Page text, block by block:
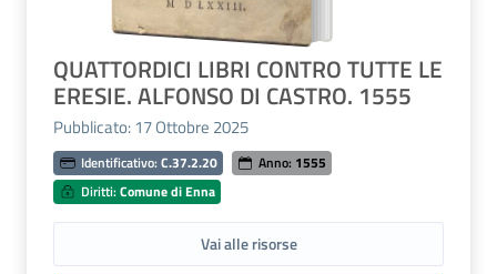
QUATTORDICI LIBRI CONTRO TUTTE LE
ERESIE. ALFONSO DI CASTRO. 1555
Pubblicato: 17 Ottobre 2025
Identificativo: C.37.2.20 Anno: 1555
Diritti:Comune di Enna
Vai alle risorse